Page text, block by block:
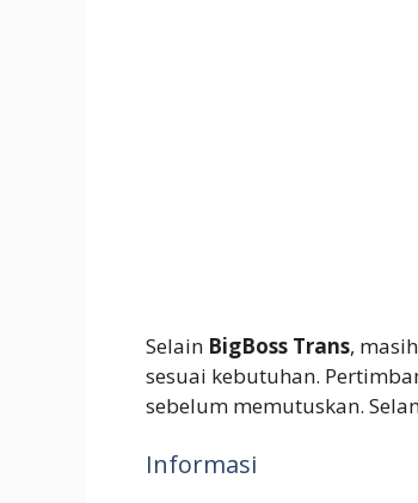
Selain BigBoss Trans,
sesuai kebutuhan.
sebelum memutuskan.
Informasi